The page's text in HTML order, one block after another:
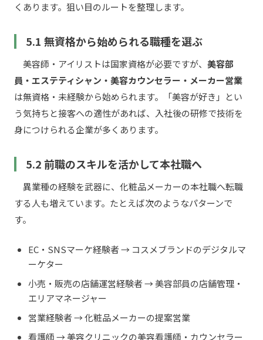
くあります。狙い目のルートを整理します。
5.1 無資格から始められる職種を選ぶ
美容師・アイリストは国家資格が必要ですが、 美容部
員・エステティシャン・美容カウンセラー・メーカー営業
は無資格・未経験から始められます。「美容が好き」とい
う気持ちと接客への適性があれば、入社後の研修で技術を
身につけられる企業が多くあります。
5.2 前職のスキルを活かして本社職へ
異業種の経験を武器に、化粧品メーカーの本社職へ転職
する人も増えています。たとえば次のようなパターンで
す。
EC・SNSマーケ経験者 → コスメブランドのデジタルマ
ーケター
小売・販売の店舗運営経験者 → 美容部員の店舗管理・
エリアマネージャー
営業経験者 → 化粧品メーカーの提案営業
看護師 → 美容クリニックの美容看護師・カウンセラー